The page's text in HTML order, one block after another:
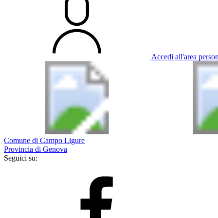
Accedi all'area
Comune di Campo Ligure
Provincia di Genova
Seguici su: